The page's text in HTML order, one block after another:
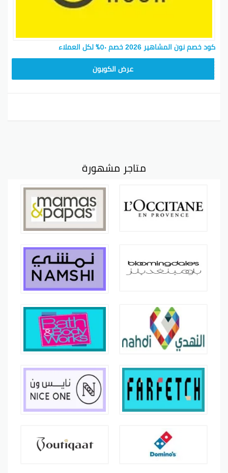
كود خصم نون المشاهير 2026 خصم ٥٠٪ لكل العملاء
عرض الكوبون
متاجر مشهورة